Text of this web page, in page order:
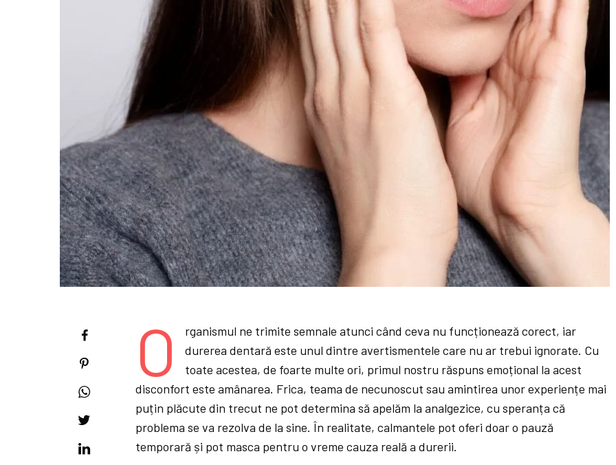
O
rganismul ne trimite semnale atunci când ceva nu funcționează corect, iar
durerea dentară este unul dintre avertismentele care nu ar trebui ignorate. Cu
toate acestea, de foarte multe ori, primul nostru răspuns emoțional la acest
disconfort este amânarea. Frica, teama de necunoscut sau amintirea unor experiențe mai
puțin plăcute din trecut ne pot determina să apelăm la analgezice, cu speranța că
problema se va rezolva de la sine. În realitate, calmantele pot oferi doar o pauză
temporară și pot masca pentru o vreme cauza reală a durerii.